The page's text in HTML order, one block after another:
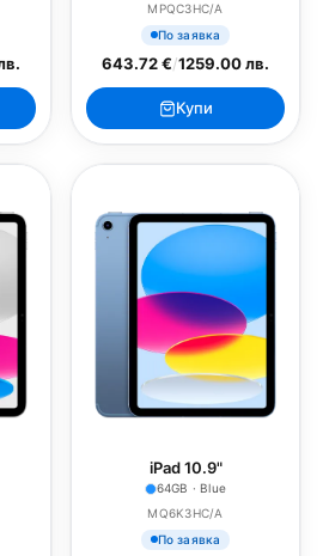
MPQC3HC/A
По заявка
643.72 €/1259.00 лв.
Купи
iPad 10.9"
64GB · Blue
MQ6K3HC/A
По заявка